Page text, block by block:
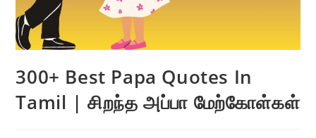
300+ Best Papa Quotes In
Tamil | சிறந்த அப்பா மேற்கோள்கள்